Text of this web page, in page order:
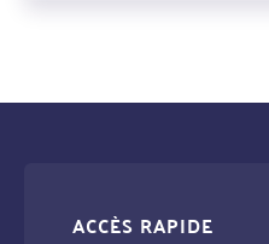
ACCÈS RAPIDE